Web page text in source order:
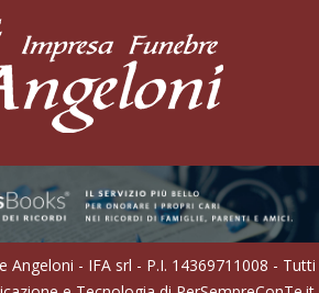
Angeloni - IFA srl - P.I. 14369711008 - Tutti